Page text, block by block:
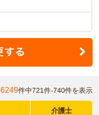
6249件中721件-740件を表示
介護士